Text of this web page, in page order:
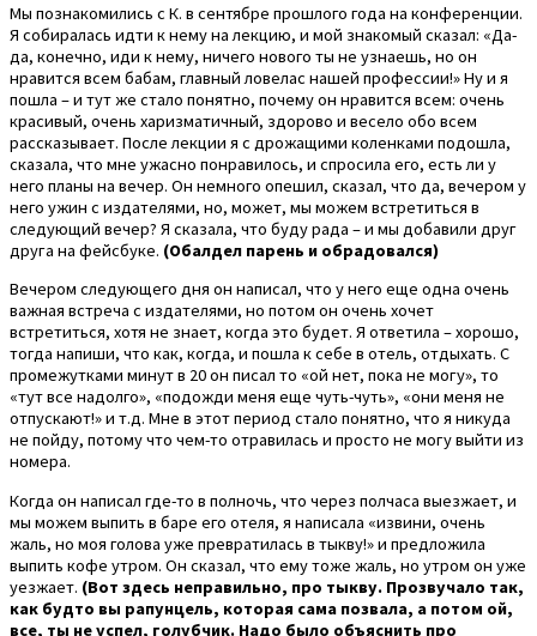
Мы познакомились с К. в сентябре прошлого года на конференции.
Я собиралась идти к нему на лекцию, и мой знакомый сказал: «Да-
да, конечно, иди к нему, ничего нового ты не узнаешь, но он
нравится всем бабам, главный ловелас нашей профессии!» Ну и я
пошла – и тут же стало понятно, почему он нравится всем: очень
красивый, очень харизматичный, здорово и весело обо всем
рассказывает. После лекции я с дрожащими коленками подошла,
сказала, что мне ужасно понравилось, и спросила его, есть ли у
него планы на вечер. Он немного опешил, сказал, что да, вечером у
него ужин с издателями, но, может, мы можем встретиться в
следующий вечер? Я сказала, что буду рада – и мы добавили друг
друга на фейсбуке. (Обалдел парень и обрадовался)
Вечером следующего дня он написал, что у него еще одна очень
важная встреча с издателями, но потом он очень хочет
встретиться, хотя не знает, когда это будет. Я ответила – хорошо,
тогда напиши, что как, когда, и пошла к себе в отель, отдыхать. С
промежутками минут в 20 он писал то «ой нет, пока не могу», то
«тут все надолго», «подожди меня еще чуть-чуть», «они меня не
отпускают!» и т.д. Мне в этот период стало понятно, что я никуда
не пойду, потому что чем-то отравилась и просто не могу выйти из
номера.
Когда он написал где-то в полночь, что через полчаса выезжает, и
мы можем выпить в баре его отеля, я написала «извини, очень
жаль, но моя голова уже превратилась в тыкву!» и предложила
выпить кофе утром. Он сказал, что ему тоже жаль, но утром он уже
уезжает. (Вот здесь неправильно, про тыкву. Прозвучало так,
как будто вы рапунцель, которая сама позвала, а потом ой,
все, ты не успел, голубчик. Надо было объяснить про